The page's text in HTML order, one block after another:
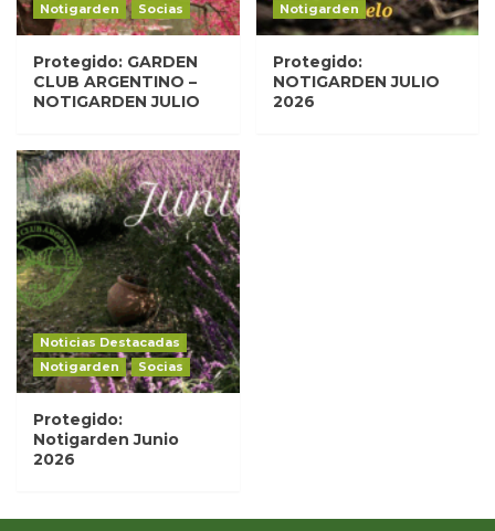
Notigarden
Socias
Protegido: GARDEN
CLUB ARGENTINO –
NOTIGARDEN JULIO
Notigarden
Protegido:
NOTIGARDEN JULIO
2026
Noticias Destacadas
Notigarden
Socias
Protegido:
Notigarden Junio
2026